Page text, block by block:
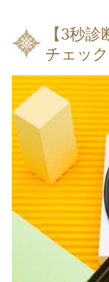
【3秒
チェック